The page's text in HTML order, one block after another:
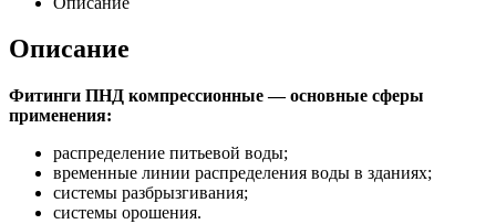
Описание
Фитинги ПНД компрессионные — основные сферы
применения:
распределение питьевой воды;
временные линии распределения воды в зданиях;
системы разбрызгивания;
системы орошения.